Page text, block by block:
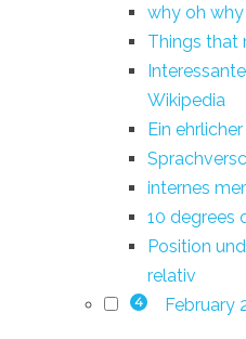
why oh why
Things that
Wikipedia
Ein
internes
10 degrees
Position
relativ
4 February